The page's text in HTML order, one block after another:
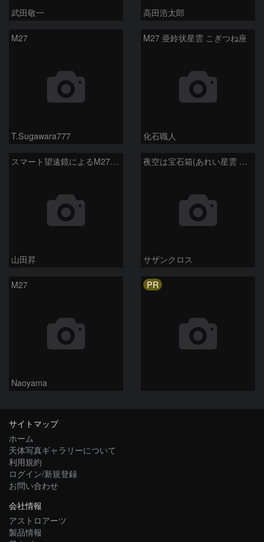
武田敬一 高田浩太郎
M27
T.Sugawara777
M27 亜鈴状星雲 こぎつね座
化石職人
スマート望遠鏡によるM27とM13
山田昇
夜空は宝石箱(あれい星雲 M27) Seestar50
サザンクロス
M27
Naoyama
PR
サイトマップ
ホーム
天体写真ギャラリーについて
利用規約
ログイン/新規登録
お問い合わせ
会社情報
アストロアーツ
製品情報